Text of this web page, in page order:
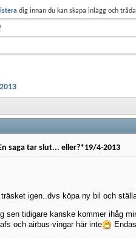
dig innan du kan skapa inlägg och
saga tar slut... eller?*19/4-2013
igen..dvs köpa ny bil och
sen tidigare kanske kommer ihåg
och airbus-vingar här inte